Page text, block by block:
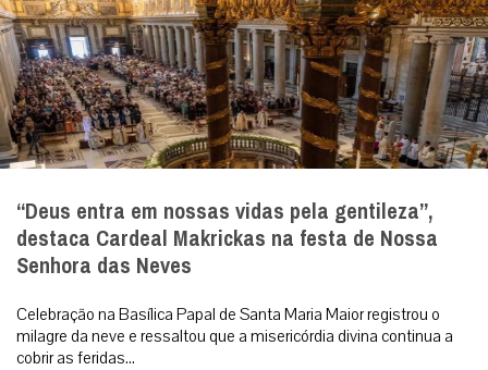
“Deus entra em nossas vidas pela gentileza”,
destaca Cardeal Makrickas na festa de Nossa
Senhora das Neves
Celebração na Basílica Papal de Santa Maria Maior registrou o
milagre da neve e ressaltou que a misericórdia divina continua a
cobrir as feridas...